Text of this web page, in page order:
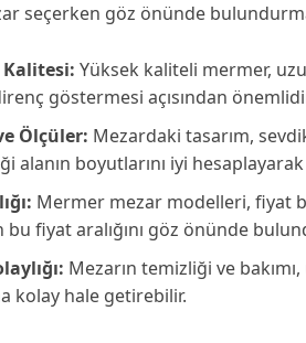
seçerken göz önünde
Yüksek kaliteli mermer,
göstermesi açısından
Ölçüler: Mezardaki tasarım,
alanın boyutlarını iyi
Mermer mezar modelleri, fiyat
fiyat aralığını göz önünde
Mezarın temizliği ve
kolay hale getirebilir.